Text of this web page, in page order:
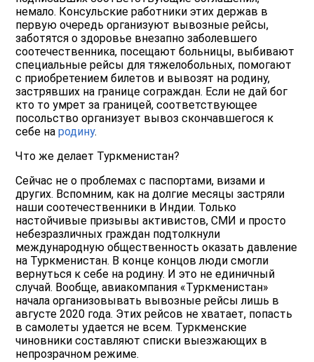
немало. Консульские работники этих держав в
первую очередь организуют вывозные рейсы,
заботятся о здоровье внезапно заболевшего
соотечественника, посещают больницы, выбивают
специальные рейсы для тяжелобольных, помогают
с приобретением билетов и вывозят на родину,
застрявших на границе сограждан. Если не дай бог
кто то умрет за границей, соответствующее
посольство организует вывоз скончавшегося к
себе на родину.
Что же делает Туркменистан?
Сейчас не о проблемах с паспортами, визами и
других. Вспомним, как на долгие месяцы застряли
наши соотечественники в Индии. Только
настойчивые призывы активистов, СМИ и просто
небезразличных граждан подтолкнули
международную общественность оказать давление
на Туркменистан. В конце концов люди смогли
вернуться к себе на родину. И это не единичный
случай. Вообще, авиакомпания «Туркменистан»
начала организовывать вывозные рейсы лишь в
августе 2020 года. Этих рейсов не хватает, попасть
в самолеты удается не всем. Туркменские
чиновники составляют списки выезжающих в
непрозрачном режиме.